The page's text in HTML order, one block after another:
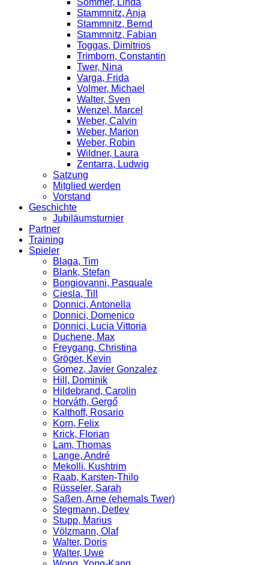
Sommer, Linda
Stammnitz, Anja
Stammnitz, Bernd
Stammnitz, Fabian
Toggas, Dimitrios
Trimborn, Constantin
Twer, Nina
Varga, Frida
Volmer, Michael
Walter, Sven
Wenzel, Marcel
Weber, Calvin
Weber, Marion
Weber, Robin
Wildner, Laura
Zentarra, Ludwig
Satzung
Mitglied werden
Vorstand
Geschichte
Jubiläumsturnier
Partner
Training
Spieler
Blaga, Tim
Blank, Stefan
Bongiovanni, Pasquale
Ciesla, Till
Donnici, Antonella
Donnici, Domenico
Donnici, Lucia Vittoria
Duchene, Max
Freygang, Christina
Gröger, Kevin
Gomez, Javier Gonzalez
Hill, Dominik
Hildebrand, Carolin
Horváth, Gergő
Kalthoff, Rosario
Korn, Felix
Krick, Florian
Lam, Thomas
Lange, André
Mekolli, Kushtrim
Raab, Karsten-Thilo
Rüsseler, Sarah
Saßen, Arne (ehemals Twer)
Stegmann, Detlev
Stupp, Marius
Völzmann, Olaf
Walter, Doris
Walter, Uwe